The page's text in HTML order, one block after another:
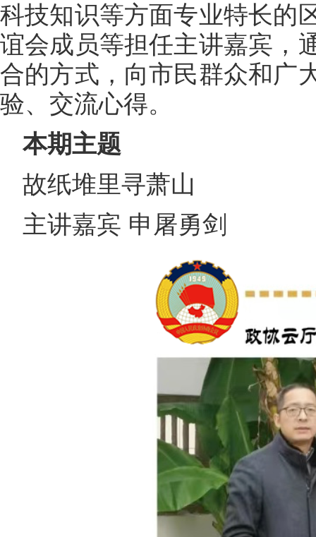
科技知识等方面专业特长的
谊会成员等担任主讲嘉宾，
合的方式，向市民群众和广
验、交流心得。
本期主题
故纸堆里寻萧山
主讲嘉宾 申屠勇剑